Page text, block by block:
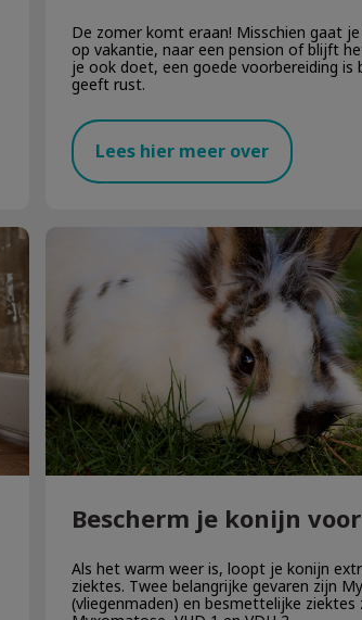
De zomer komt eraan! Misschien gaat
op vakantie, naar een pension of blijft
je ook doet, een goede voorbereiding is
geeft rust.
Lees hier meer over
Bescherm je konijn voor warmere
Als het warm weer is, loopt je konijn
ziektes. Twee belangrijke gevaren zijn
(vliegenmaden) en besmettelijke ziektes